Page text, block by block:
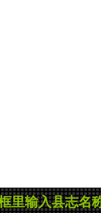
县志名称搜